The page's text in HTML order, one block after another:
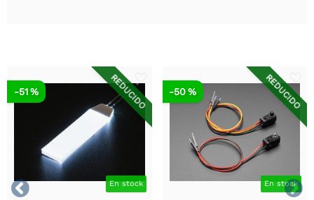


REDUCIDO
En stock
-51 % REDUCIDO
En stock
-50 %